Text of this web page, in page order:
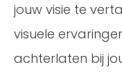
jouw visie te
visuele
achterlaten bij